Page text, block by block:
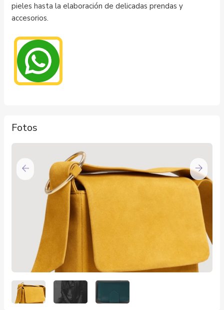
pieles hasta la elaboración de delicadas prendas y
accesorios.
Fotos